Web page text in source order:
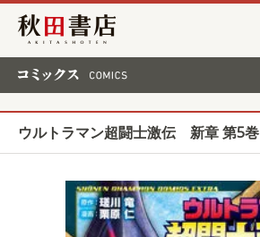
秋田書店
ウルトラマン超闘士激伝 新章 第5巻